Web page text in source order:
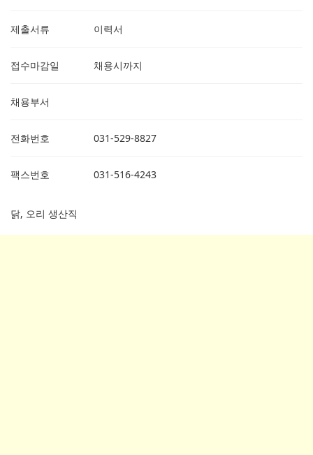
제출서류 이력서
접수마감일 채용시까지
채용부서
전화번호 031-529-8827
팩스번호 031-516-4243
닭, 오리 생산직